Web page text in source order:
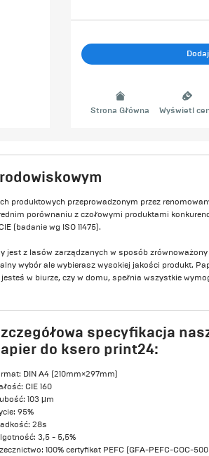
Strona Główna Wyświetl
produktowych przeprowadzonym przez
porównaniu z czołowymi produktami
(badanie wg ISO 11475).
z lasów zarządzanych w sposób zrównoważony
wybór ale wybierasz wysokiej jakości produkt.
w biurze, czy w domu, spełnia wszystkie
specyfikacja
do ksero print24:
DIN A4 (210mm×297mm)
CIE 160
103 μm
95%
28s
3,5 - 5,5%
100% certyfikat PEFC (GFA-PEFC-COC-